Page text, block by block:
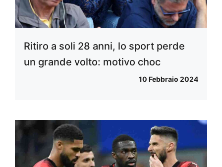
Ritiro a soli 28 anni, lo sport perde
un grande volto: motivo choc
10 Febbraio 2024